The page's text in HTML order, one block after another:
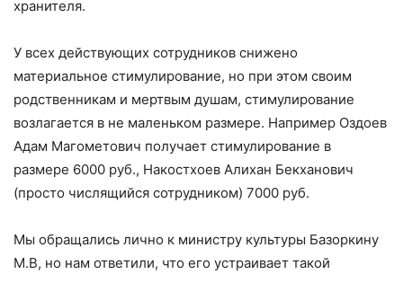
хранителя.
У всех действующих сотрудников снижено
материальное стимулирование, но при этом своим
родственникам и мертвым душам, стимулирование
возлагается в не маленьком размере. Например Оздоев
Адам Магометович получает стимулирование в
размере 6000 руб., Накостхоев Алихан Бекханович
(просто числящийся сотрудником) 7000 руб.
Мы обращались лично к министру культуры Базоркину
М.В, но нам ответили, что его устраивает такой